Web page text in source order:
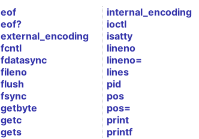
eof
eof?
external_encoding
fcntl
fdatasync
fileno
flush
fsync
getbyte
getc
gets
internal_encoding
ioctl
isatty
lineno
lineno=
lines
pid
pos
pos=
print
printf